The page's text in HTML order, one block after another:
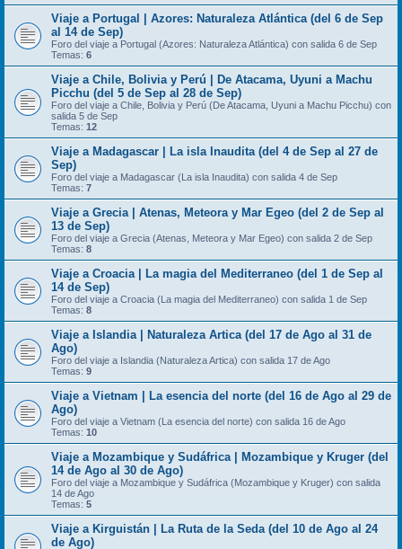
Viaje a Portugal | Azores: Naturaleza Atlántica (del 6 de Sep
al 14 de Sep)
Foro del viaje a Portugal (Azores: Naturaleza Atlántica) con salida 6 de Sep
Temas: 6
Viaje a Chile, Bolivia y Perú | De Atacama, Uyuni a Machu
Picchu (del 5 de Sep al 28 de Sep)
Foro del viaje a Chile, Bolivia y Perú (De Atacama, Uyuni a Machu Picchu) con
salida 5 de Sep
Temas: 12
Viaje a Madagascar | La isla Inaudita (del 4 de Sep al 27 de
Sep)
Foro del viaje a Madagascar (La isla Inaudita) con salida 4 de Sep
Temas: 7
Viaje a Grecia | Atenas, Meteora y Mar Egeo (del 2 de Sep al
13 de Sep)
Foro del viaje a Grecia (Atenas, Meteora y Mar Egeo) con salida 2 de Sep
Temas: 8
Viaje a Croacia | La magia del Mediterraneo (del 1 de Sep al
14 de Sep)
Foro del viaje a Croacia (La magia del Mediterraneo) con salida 1 de Sep
Temas: 8
Viaje a Islandia | Naturaleza Artica (del 17 de Ago al 31 de
Ago)
Foro del viaje a Islandia (Naturaleza Artica) con salida 17 de Ago
Temas: 9
Viaje a Vietnam | La esencia del norte (del 16 de Ago al 29 de
Ago)
Foro del viaje a Vietnam (La esencia del norte) con salida 16 de Ago
Temas: 10
Viaje a Mozambique y Sudáfrica | Mozambique y Kruger (del
14 de Ago al 30 de Ago)
Foro del viaje a Mozambique y Sudáfrica (Mozambique y Kruger) con salida
14 de Ago
Temas: 5
Viaje a Kirguistán | La Ruta de la Seda (del 10 de Ago al 24
de Ago)